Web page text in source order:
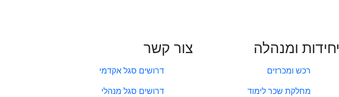
יחידות ומנהלה
רכש ומכרזים
מחלקת שכר לימוד
צור קשר
דרושים סגל אקדמי
דרושים סגל מנהלי